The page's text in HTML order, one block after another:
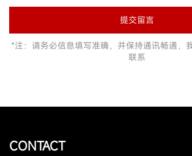
提交留言
*注：请务必信息填写准确，并保持通讯畅通，
联系
CONTACT